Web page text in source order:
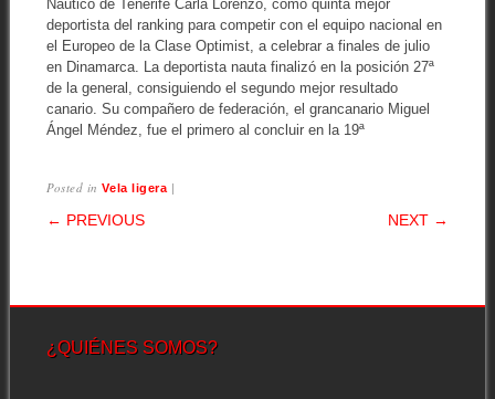
Náutico de Tenerife Carla Lorenzo, como quinta mejor
deportista del ranking para competir con el equipo nacional en
el Europeo de la Clase Optimist, a celebrar a finales de julio
en Dinamarca. La deportista nauta finalizó en la posición 27ª
de la general, consiguiendo el segundo mejor resultado
canario. Su compañero de federación, el grancanario Miguel
Ángel Méndez, fue el primero al concluir en la 19ª
Posted inVela ligera |
POST NAVIGATION
← PREVIOUS NEXT →
¿QUIÉNES SOMOS?